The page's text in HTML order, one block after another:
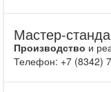
Мастер-
Производство и
Телефон: +7 (8342)